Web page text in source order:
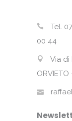
Tel.
00 44
Via di
ORVIETO